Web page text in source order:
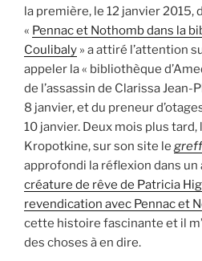
la première, le 12 janvier
« Pennac et Nothomb dans la
Coulibaly » a attiré l’attention
appeler la « bibliothèque
de l’assassin de Clarissa
8 janvier, et du preneur
10 janvier. Deux mois plus tard,
Kropotkine, sur son site le
approfondi la réflexion dans un
créature de rêve de Patricia
revendication avec Pennac et
cette histoire fascinante et il
des choses à en dire.